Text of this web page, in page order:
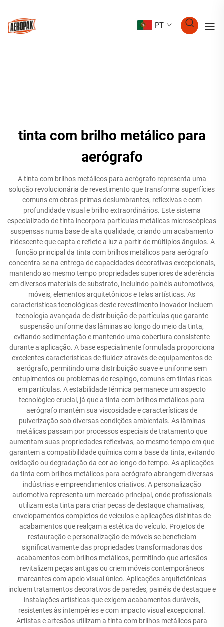
PT
tinta com brilho metálico para
aerógrafo
A tinta com brilhos metálicos para aerógrafo representa uma
solução revolucionária de revestimento que transforma superfícies
comuns em obras-primas deslumbrantes, reflexivas e com
profundidade visual e brilho extraordinários. Este sistema
especializado de tinta incorpora partículas metálicas microscópicas
suspensas numa base de alta qualidade, criando um acabamento
iridescente que capta e reflete a luz a partir de múltiplos ângulos. A
função principal da tinta com brilhos metálicos para aerógrafo
concentra-se na entrega de capacidades decorativas excepcionais,
mantendo ao mesmo tempo propriedades superiores de aderência
em diversos materiais de substrato, incluindo painéis automotivos,
móveis, elementos arquitetônicos e telas artísticas. As
características tecnológicas deste revestimento inovador incluem
tecnologia avançada de distribuição de partículas que garante
suspensão uniforme das lâminas ao longo do meio da tinta,
evitando sedimentação e mantendo uma cobertura consistente
durante a aplicação. A base especialmente formulada proporciona
excelentes características de fluidez através de equipamentos de
aerógrafo, permitindo uma distribuição suave e uniforme sem
entupimentos ou problemas de respingo, comuns em tintas ricas
em partículas. A estabilidade térmica permanece um aspecto
tecnológico crucial, já que a tinta com brilhos metálicos para
aerógrafo mantém sua viscosidade e características de
pulverização sob diversas condições ambientais. As lâminas
metálicas passam por processos especiais de tratamento que
aumentam suas propriedades reflexivas, ao mesmo tempo em que
garantem a compatibilidade química com a base da tinta, evitando
oxidação ou degradação da cor ao longo do tempo. As aplicações
da tinta com brilhos metálicos para aerógrafo abrangem diversas
indústrias e empreendimentos criativos. A personalização
automotiva representa um mercado principal, onde profissionais
utilizam esta tinta para criar peças de destaque chamativas,
envelopamentos completos de veículos e aplicações distintas de
acabamentos que realçam a estética do veículo. Projetos de
restauração e personalização de móveis se beneficiam
significativamente das propriedades transformadoras dos
acabamentos com brilhos metálicos, permitindo que artesãos
revitalizem peças antigas ou criem móveis contemporâneos
marcantes com apelo visual único. Aplicações arquitetônicas
incluem tratamentos decorativos de paredes, painéis de destaque e
instalações artísticas que exigem acabamentos duráveis,
resistentes às intempéries e com impacto visual excepcional.
Artistas e artesãos utilizam a tinta com brilhos metálicos para